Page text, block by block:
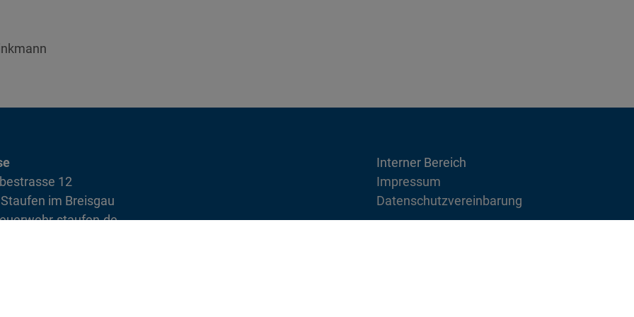
12
im Breisgau
staufen.de
Interner Bereich
Impressum
Datenschutzvereinbarung